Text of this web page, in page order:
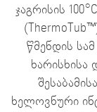
ჯაგრისის
წმენდის
ხარისხისა
ხელოვნური